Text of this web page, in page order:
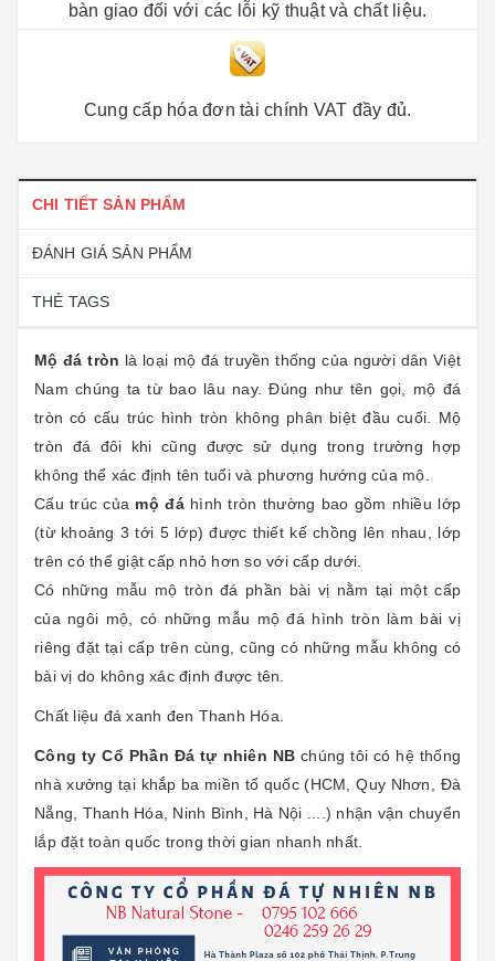
bàn giao đối với các lỗi kỹ thuật và chất liệu.
Cung cấp hóa đơn tài chính VAT đầy đủ.
CHI TIẾT SẢN PHẨM
ĐÁNH GIÁ SẢN PHẨM
THẺ TAGS
Mộ đá tròn là loại mộ đá truyền thống của người dân Việt
Nam chúng ta từ bao lâu nay. Đúng như tên gọi, mộ đá
tròn có cấu trúc hình tròn không phân biệt đầu cuối. Mộ
tròn đá đôi khi cũng được sử dụng trong trường hợp
không thể xác định tên tuổi và phương hướng của mộ.
Cấu trúc của mộ đáhình tròn thường bao gồm nhiều lớp
(từ khoảng 3 tới 5 lớp) được thiết kế chồng lên nhau, lớp
trên có thể giật cấp nhỏ hơn so với cấp dưới.
Có những mẫu mộ tròn đá phần bài vị nằm tại một cấp
của ngôi mộ, có những mẫu mộ đá hình tròn làm bài vị
riêng đặt tại cấp trên cùng, cũng có những mẫu không có
bài vị do không xác định được tên.
Chất liệu đá xanh đen Thanh Hóa.
Công ty Cổ Phần Đá tự nhiên NBchúng tôi có hệ thống
nhà xưởng tại khắp ba miền tổ quốc (HCM, Quy Nhơn, Đà
Nẵng, Thanh Hóa, Ninh Bình, Hà Nội ....) nhận vận chuyển
lắp đặt toàn quốc trong thời gian nhanh nhất.